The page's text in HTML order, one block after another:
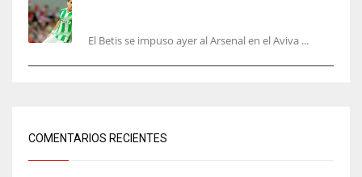
El Betis se impuso ayer al Arsenal en el Aviva ...
COMENTARIOS RECIENTES